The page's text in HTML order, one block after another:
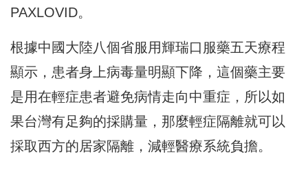
PAXLOVID。
根據中國大陸八個省服用輝瑞口服藥五天療程
顯示，患者身上病毒量明顯下降，這個藥主要
是用在輕症患者避免病情走向中重症，所以如
果台灣有足夠的採購量，那麼輕症隔離就可以
採取西方的居家隔離，減輕醫療系統負擔。